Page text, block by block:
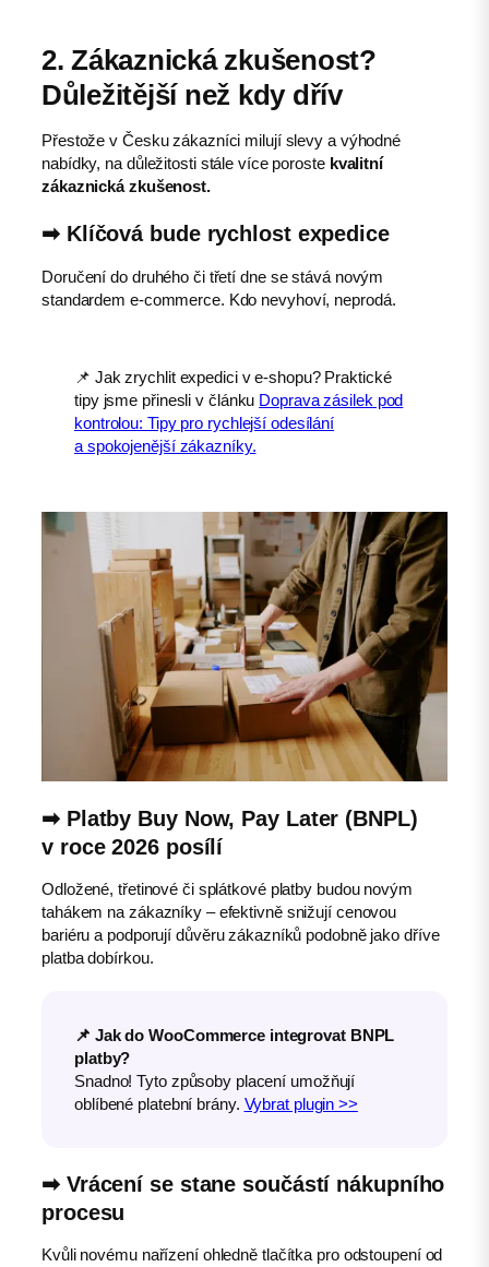
2. Zákaznická zkušenost?
Důležitější než kdy dřív
Přestože v Česku zákazníci milují slevy a výhodné
nabídky, na důležitosti stále více poroste kvalitní
zákaznická zkušenost.
➡︎ Klíčová bude rychlost expedice
Doručení do druhého či třetí dne se stává novým
standardem e-commerce. Kdo nevyhoví, neprodá.
📌 Jak zrychlit expedici v e-shopu? Praktické
tipy jsme přinesli v článku Doprava zásilek pod
kontrolou: Tipy pro rychlejší odesílání
a spokojenější zákazníky.
➡︎ Platby Buy Now, Pay Later (BNPL)
v roce 2026 posílí
Odložené, třetinové či splátkové platby budou novým
tahákem na zákazníky – efektivně snižují cenovou
bariéru a podporují důvěru zákazníků podobně jako dříve
platba dobírkou.
📌 Jak do WooCommerce integrovat BNPL
platby?
Snadno! Tyto způsoby placení umožňují
oblíbené platební brány. Vybrat plugin >>
➡︎ Vrácení se stane součástí nákupního
procesu
Kvůli novému nařízení ohledně tlačítka pro odstoupení od